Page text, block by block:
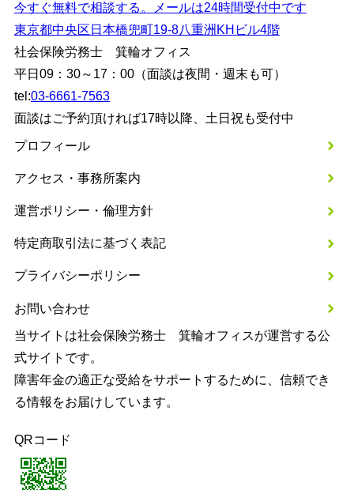
今すぐ無料で相談する。メールは24時間受付中です
東京都中央区日本橋兜町19-8八重洲KHビル4階
社会保険労務士 箕輪オフィス
平日09：30～17：00（面談は夜間・週末も可）
tel:03-6661-7563
面談はご予約頂ければ17時以降、土日祝も受付中
プロフィール
アクセス・事務所案内
運営ポリシー・倫理方針
特定商取引法に基づく表記
プライバシーポリシー
お問い合わせ
当サイトは社会保険労務士 箕輪オフィスが運営する公
式サイトです。
障害年金の適正な受給をサポートするために、信頼でき
る情報をお届けしています。
QRコード